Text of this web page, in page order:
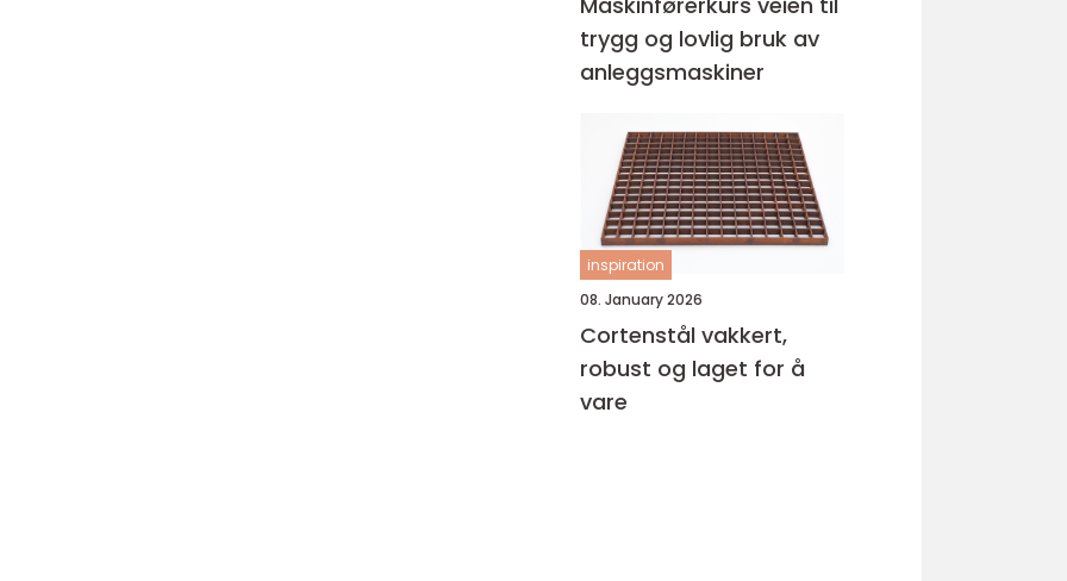
trygg og lovlig bruk av
anleggsmaskiner
inspiration
08. January 2026
Cortenstål vakkert,
robust og laget for å
vare